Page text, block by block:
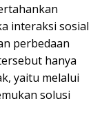
interaksi sosial
perbedaan
hanya
yaitu melalui
solusi